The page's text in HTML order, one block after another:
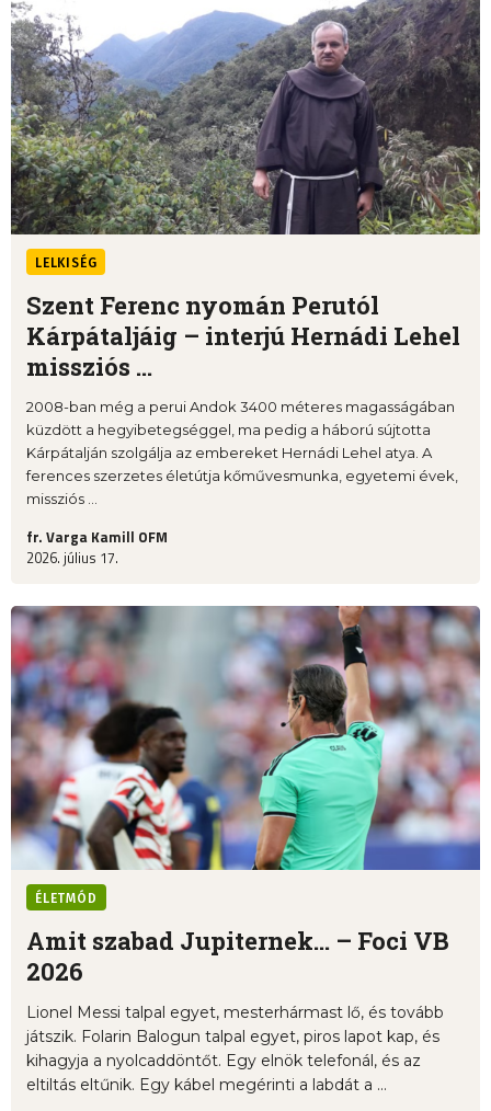
LELKISÉG
Szent Ferenc nyomán Perutól
Kárpátaljáig – interjú Hernádi Lehel
missziós ...
2008-ban még a perui Andok 3400 méteres magasságában
küzdött a hegyibetegséggel, ma pedig a háború sújtotta
Kárpátalján szolgálja az embereket Hernádi Lehel atya. A
ferences szerzetes életútja kőművesmunka, egyetemi évek,
missziós ...
fr. Varga Kamill OFM
2026. július 17.
ÉLETMÓD
Amit szabad Jupiternek... – Foci VB
2026
Lionel Messi talpal egyet, mesterhármast lő, és tovább
játszik. Folarin Balogun talpal egyet, piros lapot kap, és
kihagyja a nyolcaddöntőt. Egy elnök telefonál, és az
eltiltás eltűnik. Egy kábel megérinti a labdát a ...